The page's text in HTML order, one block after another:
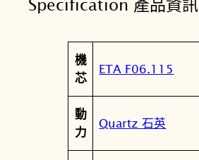
u
r
z
4
m
m
Specification 產品資訊
屬
性
值
機
芯
ETA F06.115
動
力
Quartz 石英